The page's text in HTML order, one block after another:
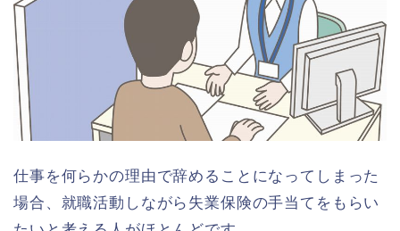
仕事を何らかの理由で辞めることになってしまった
場合、就職活動しながら失業保険の手当てをもらい